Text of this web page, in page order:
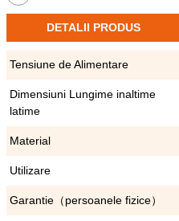
DETALII PRODUS
Tensiune de Alimentare
Dimensiuni Lungime inaltime
latime
Material
Utilizare
Garantie（persoanele fizice）